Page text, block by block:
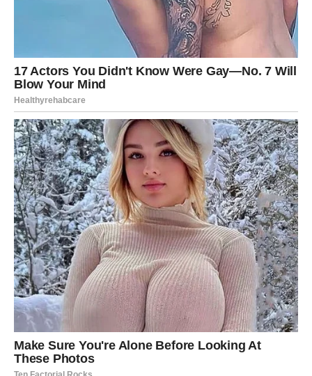
Pred vama su lijepi trenuci.
JARAC
Sav trud, odricanja i strpljenje konačno počinju davati
rezultate.
Pred vama su dani zadovoljstva.
Šta vam sudbina vraća?
Priznanje i ostvarenje ciljeva.
Nagrada dolazi nakon dugog
čekanja
Pred vama su važni dani.